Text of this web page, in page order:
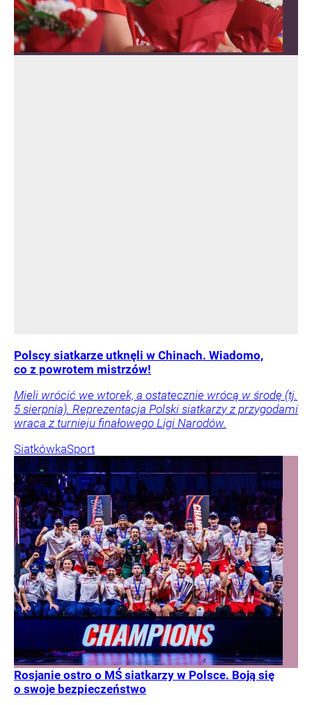
Polscy siatkarze utknęli w Chinach. Wiadomo,
co z powrotem mistrzów!
Mieli wrócić we wtorek, a ostatecznie wrócą w środę (tj.
5 sierpnia). Reprezentacja Polski siatkarzy z przygodami
wraca z turnieju finałowego Ligi Narodów.
SiatkówkaSport
Rosjanie ostro o MŚ siatkarzy w Polsce. Boją się
o swoje bezpieczeństwo